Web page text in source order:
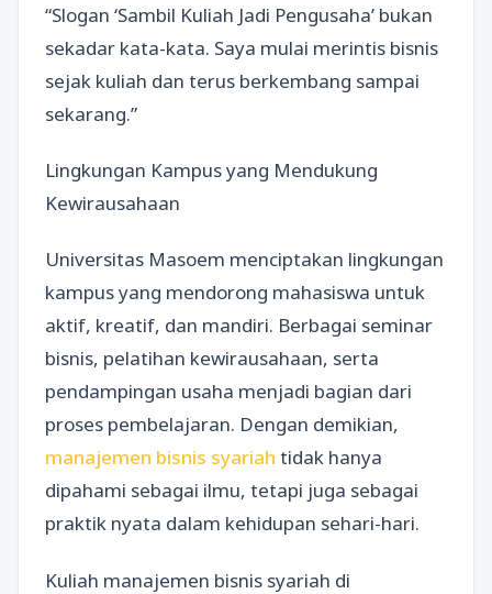
“Slogan ‘Sambil Kuliah Jadi Pengusaha’ bukan
sekadar kata-kata. Saya mulai merintis bisnis
sejak kuliah dan terus berkembang sampai
sekarang.”
Lingkungan Kampus yang Mendukung
Kewirausahaan
Universitas Masoem menciptakan lingkungan
kampus yang mendorong mahasiswa untuk
aktif, kreatif, dan mandiri. Berbagai seminar
bisnis, pelatihan kewirausahaan, serta
pendampingan usaha menjadi bagian dari
proses pembelajaran. Dengan demikian,
manajemen bisnis syariah tidak hanya
dipahami sebagai ilmu, tetapi juga sebagai
praktik nyata dalam kehidupan sehari-hari.
Kuliah manajemen bisnis syariah di